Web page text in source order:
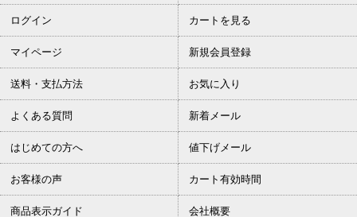
ログイン カートを見る
マイページ 新規会員登録
送料・支払方法 お気に入り
よくある質問 新着メール
はじめての方へ 値下げメール
お客様の声 カート有効時間
商品表示ガイド 会社概要